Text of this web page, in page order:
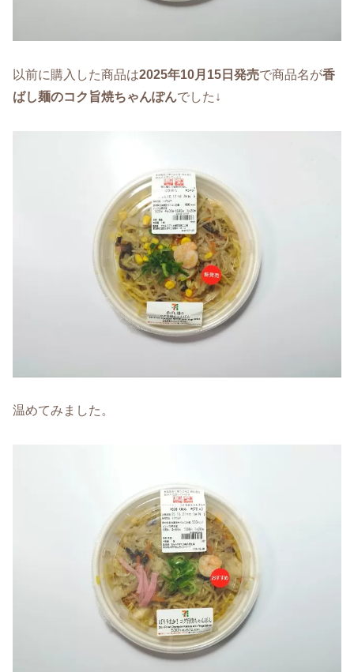
以前に購入した商品は2025年10月15日発売で商品名が香
ばし麺のコク旨焼ちゃんぽんでした↓
温めてみました。